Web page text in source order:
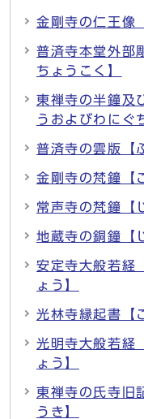
金剛寺の仁王像
普済寺本堂外部
ちょうこく】
東禅寺の半鐘及
うおよびわにぐ
普済寺の雲版【
金剛寺の梵鐘【
常声寺の梵鐘【
地蔵寺の銅鐘【
安定寺大般若経
ょう】
光林寺縁起書【
光明寺大般若経
ょう】
東禅寺の氏寺旧
うき】